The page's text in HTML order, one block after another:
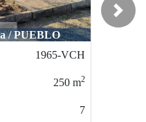
/ PUEBLO
1965-VCH
250 m2
7
Next